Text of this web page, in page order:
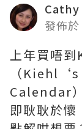
Cathy
發佈
上年買唔
（
Calendar）
即耿耿於懷